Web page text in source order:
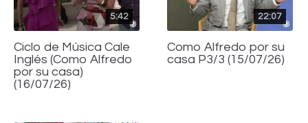
5:42
Ciclo de Música Cale
Inglés (Como Alfredo
por su casa)
(16/07/26)
22:07
Como Alfredo por su
casa P3/3 (15/07/26)